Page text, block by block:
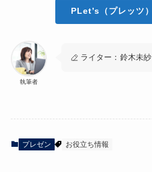
PLet’s（プレッツ）
執筆者
ライター： 鈴木未紗
プレゼン お役立ち情報